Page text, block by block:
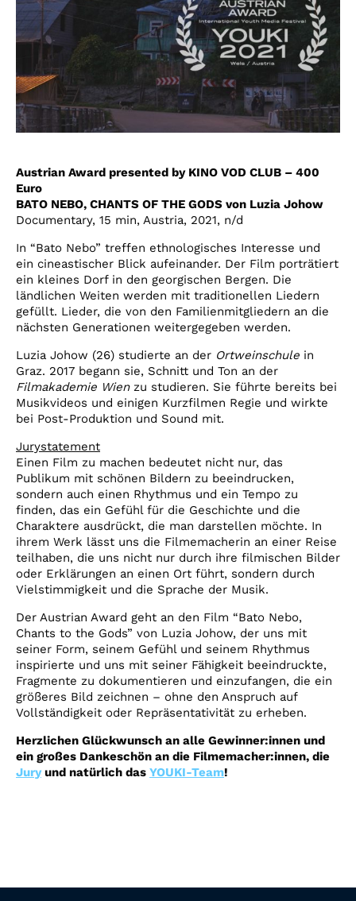
Austrian Award presented by KINO VOD CLUB – 400
Euro
BATO NEBO, CHANTS OF THE GODS von Luzia Johow
Documentary, 15 min, Austria, 2021, n/d
In “Bato Nebo” treffen ethnologisches Interesse und
ein cineastischer Blick aufeinander. Der Film porträtiert
ein kleines Dorf in den georgischen Bergen. Die
ländlichen Weiten werden mit traditionellen Liedern
gefüllt. Lieder, die von den Familienmitgliedern an die
nächsten Generationen weitergegeben werden.
Luzia Johow (26) studierte an der Ortweinschule in
Graz. 2017 begann sie, Schnitt und Ton an der
Filmakademie Wienzu studieren. Sie führte bereits bei
Musikvideos und einigen Kurzfilmen Regie und wirkte
bei Post-Produktion und Sound mit.
Jurystatement
Einen Film zu machen bedeutet nicht nur, das
Publikum mit schönen Bildern zu beeindrucken,
sondern auch einen Rhythmus und ein Tempo zu
finden, das ein Gefühl für die Geschichte und die
Charaktere ausdrückt, die man darstellen möchte. In
ihrem Werk lässt uns die Filmemacherin an einer Reise
teilhaben, die uns nicht nur durch ihre filmischen Bilder
oder Erklärungen an einen Ort führt, sondern durch
Vielstimmigkeit und die Sprache der Musik.
Der Austrian Award geht an den Film “Bato Nebo,
Chants to the Gods” von Luzia Johow, der uns mit
seiner Form, seinem Gefühl und seinem Rhythmus
inspirierte und uns mit seiner Fähigkeit beeindruckte,
Fragmente zu dokumentieren und einzufangen, die ein
größeres Bild zeichnen – ohne den Anspruch auf
Vollständigkeit oder Repräsentativität zu erheben.
Herzlichen Glückwunsch an alle Gewinner:innen und
ein großes Dankeschön an die Filmemacher:innen, die
Juryund natürlich das YOUKI-Team!